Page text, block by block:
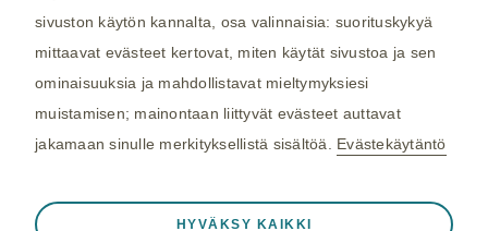
rokotussuositukset perustuvatMatkailijan
terveysoppaaseen, jota toimittaa Kustannus Oy
Duodecim (aiemmin THL). Tarkistamme
maakohtaiset rokotesuositukset kahdesti
vuodessa.
04/2024, NP-FI-TVX-WCNT-210005
sivuston käytön kannalta, osa valinnaisia: suorituskykyä
mittaavat evästeet kertovat, miten käytät sivustoa ja sen
ominaisuuksia ja mahdollistavat mieltymyksiesi
muistamisen; mainontaan liittyvät evästeet auttavat
jakamaan sinulle merkityksellistä sisältöä. Evästekäytäntö
Välttämättömät evästeet ❮
HYVÄKSY KAIKKI